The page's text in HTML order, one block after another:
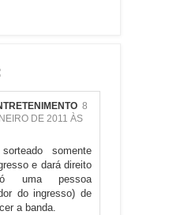
8
DE 2011 ÀS
somente
e dará direito
uma pessoa
do ingresso) de
a banda.